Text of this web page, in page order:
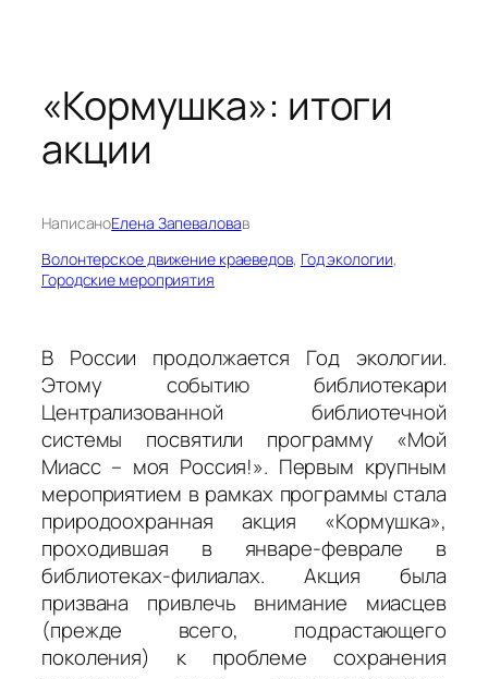
«Кормушка»: итоги
акции
НаписаноЕлена Запеваловав
Волонтерское движение краеведов, Год экологии
Городские мероприятия
В России продолжается Год экологии.
Этому событию библиотекари
Централизованной библиотечной
системы посвятили программу «Мой
Миасс – моя Россия!». Первым крупным
мероприятием в рамках программы стала
природоохранная акция «Кормушка»,
проходившая в январе-феврале в
библиотеках-филиалах. Акция была
призвана привлечь внимание миасцев
(прежде всего, подрастающего
поколения) к проблеме сохранения